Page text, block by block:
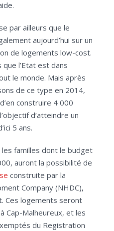
par ailleurs que le
aujourd’hui sur un
de logements low-cost.
l’Etat est dans
le monde. Mais après
de ce type en 2014,
construire 4 000
d’atteindre un
5 ans.
familles dont le budget
auront la possibilité de
construite par la
Company (NHDC),
Ces logements seront
Cap-Malheureux, et les
du Registration